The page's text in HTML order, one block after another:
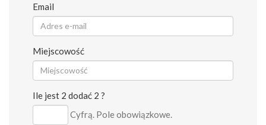
Email
Miejscowość
Ile jest 2 dodać 2 ?
Cyfrą. Pole obowiązkowe.